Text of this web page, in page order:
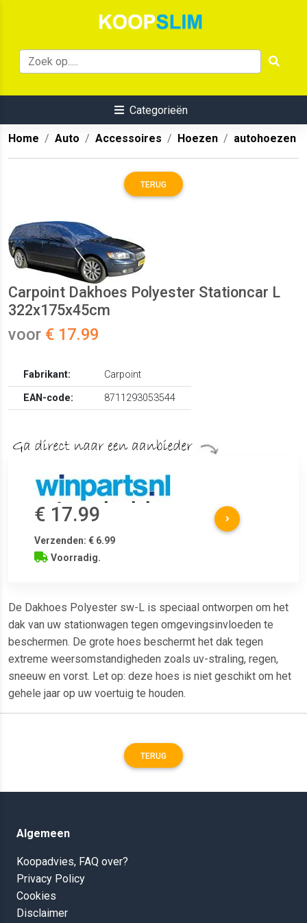
Categorieën
Home Auto Accessoires Hoezen autohoezen
TERUG
Carpoint Dakhoes Polyester Stationcar L
322x175x45cm
voor € 17.99
Fabrikant:
Carpoint
EAN-code:
8711293053544
€ 17.99
Verzenden: € 6.99
Voorradig.
De Dakhoes Polyester sw-L is speciaal ontworpen om het
dak van uw stationwagen tegen omgevingsinvloeden te
beschermen. De grote hoes beschermt het dak tegen
extreme weersomstandigheden zoals uv-straling, regen,
sneeuw en vorst. Let op: deze hoes is niet geschikt om het
gehele jaar op uw voertuig te houden.
TERUG
Algemeen
Koopadvies, FAQ over?
Privacy Policy
Cookies
Disclaimer